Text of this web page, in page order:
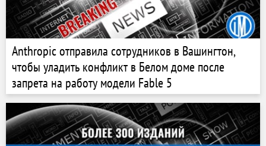
Anthropic отправила сотрудников в Вашингтон,
чтобы уладить конфликт в Белом доме после
запрета на работу модели Fable 5